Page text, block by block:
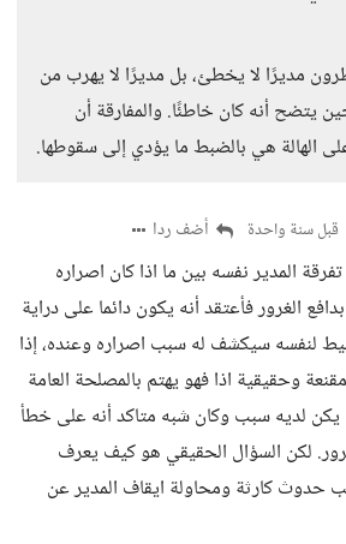
مديرًا لا يخطئ، بل مديرًا لا يهرب من
يتضح أنه كان خاطئًا. والمفارقة أن
الهالة هي بالضبط ما يؤدي إلى سقوطها.
قبل سنة واحدة أضف ردا
المدير نفسه بين ما اذا كان اصراره
الغرور فأعتقد أنه يكون دائما على دراية
لنفسه سيكشف له سبب اصراره وعنده، إذا
وحقيقية اذا فهو يهتم بالمصلحة العامة
يكن لديه سبب وكان شبه متاكد أنه على خطأ
لكن السؤال الحقيقي هو كيف يعرف
حدوث كارثة ومحاولة ايقاف المدير عن